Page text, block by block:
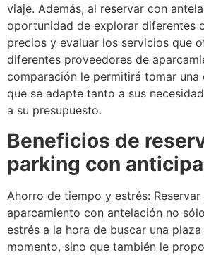
viaje. Además, al reservar con
oportunidad de explorar diferentes
precios y evaluar los servicios que
diferentes proveedores de
comparación le permitirá tomar una
que se adapte tanto a sus
a su presupuesto.
Beneficios de
parking con
Ahorro de tiempo y estrés:
aparcamiento con antelación no
estrés a la hora de buscar una
momento, sino que también le